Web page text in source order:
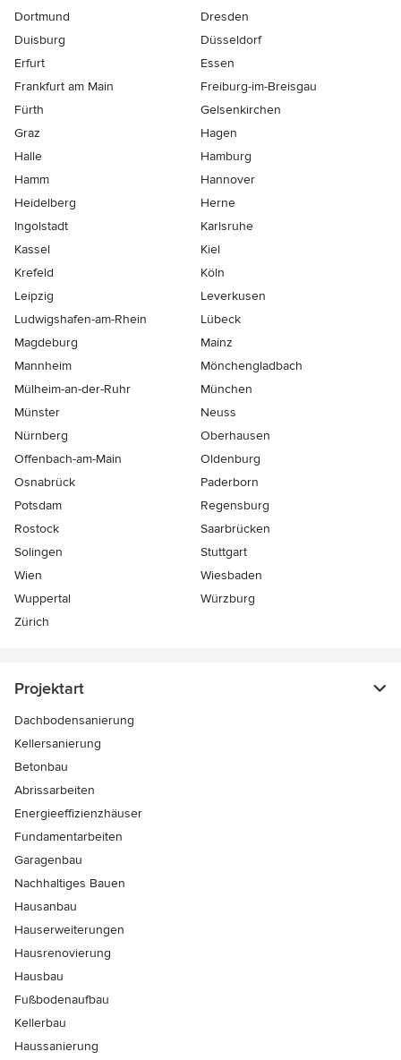
Dortmund
Dresden
Duisburg
Düsseldorf
Erfurt
Essen
Frankfurt am Main
Freiburg-im-Breisgau
Fürth
Gelsenkirchen
Graz
Hagen
Halle
Hamburg
Hamm
Hannover
Heidelberg
Herne
Ingolstadt
Karlsruhe
Kassel
Kiel
Krefeld
Köln
Leipzig
Leverkusen
Ludwigshafen-am-Rhein
Lübeck
Magdeburg
Mainz
Mannheim
Mönchen­gladbach
Mülheim-an-der-Ruhr
München
Münster
Neuss
Nürnberg
Oberhausen
Offenbach-am-Main
Oldenburg
Osnabrück
Paderborn
Potsdam
Regensburg
Rostock
Saarbrücken
Solingen
Stuttgart
Wien
Wiesbaden
Wuppertal
Würzburg
Zürich
Projektart
Dachbodensanierung
Kellersanierung
Betonbau
Abrissarbeiten
Energieeffizienzhäuser
Fundamentarbeiten
Garagenbau
Nachhaltiges Bauen
Hausanbau
Hauserweiterungen
Hausrenovierung
Hausbau
Fußbodenaufbau
Kellerbau
Haussanierung